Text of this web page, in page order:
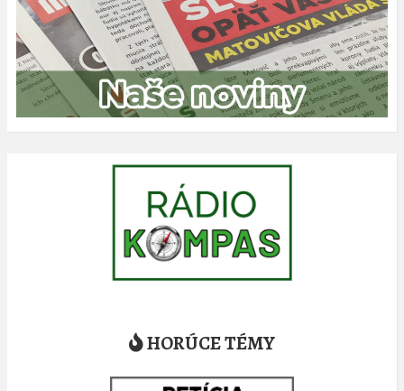
HORÚCE TÉMY